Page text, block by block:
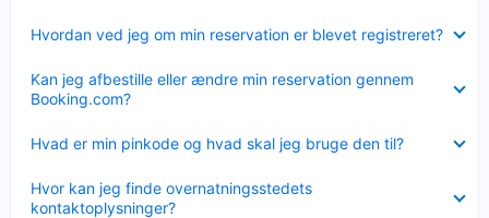
Hvordan ved jeg om min reservation er blevet registreret?
Kan jeg afbestille eller ændre min reservation gennem
Booking.com?
Hvad er min pinkode og hvad skal jeg bruge den til?
Hvor kan jeg finde overnatningsstedets
kontaktoplysninger?